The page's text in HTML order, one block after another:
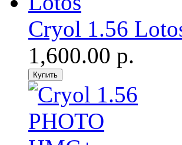
Cryol 1.56
1,600.00 р.